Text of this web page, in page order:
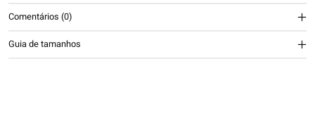
Comentários (0)
Guia de tamanhos